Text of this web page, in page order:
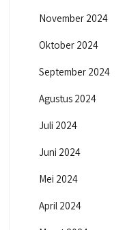
November 2024
Oktober 2024
September 2024
Agustus 2024
Juli 2024
Juni 2024
Mei 2024
April 2024